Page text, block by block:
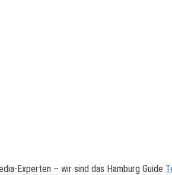
Experten – wir sind das Hamburg Guide